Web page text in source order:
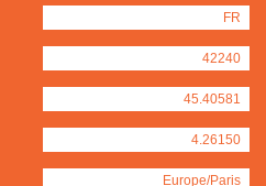
FR
42240
45.40581
4.26150
Europe/Paris